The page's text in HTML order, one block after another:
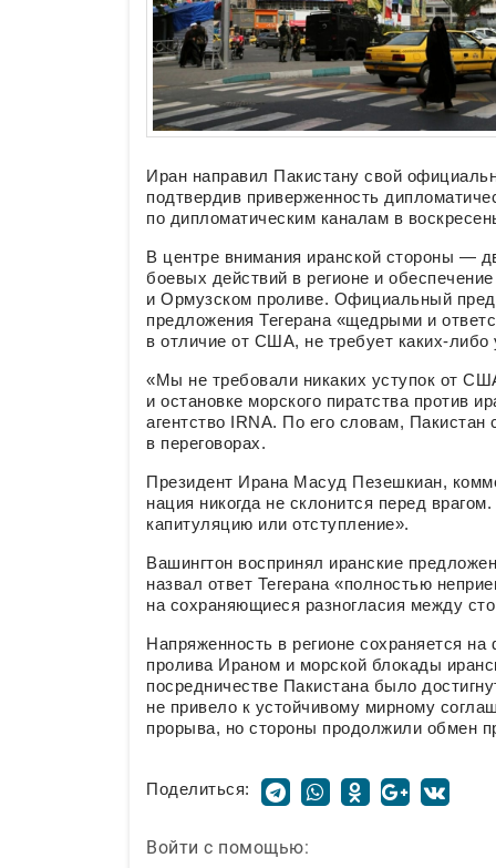
Иран направил Пакистану свой
подтвердив приверженность
по дипломатическим каналам в
В центре внимания иранской стороны —
боевых действий в регионе и
и Ормузском проливе. Официальный
предложения Тегерана «щедрыми и
в отличие от США, не требует каких-либо
«Мы не требовали никаких уступок от
и остановке морского пиратства против
агентство IRNA. По его словам,
в переговорах.
Президент Ирана Масуд Пезешкиан,
нация никогда не склонится перед
капитуляцию или отступление».
Вашингтон воспринял иранские
назвал ответ Тегерана «полностью
на сохраняющиеся разногласия между
Напряженность в регионе сохраняется
пролива Ираном и морской блокады
посредничестве Пакистана было
не привело к устойчивому мирному
прорыва, но стороны продолжили обмен
Поделиться:
Войти с помощью: